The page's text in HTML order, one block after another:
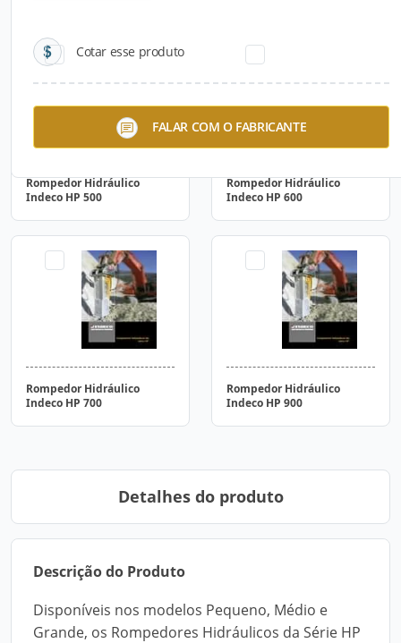
Cotar esse produto
FALAR COM O FABRICANTE
Rompedor Hidráulico
Indeco HP 500
Rompedor Hidráulico
Indeco HP 600
Rompedor Hidráulico
Indeco HP 700
Rompedor Hidráulico
Indeco HP 900
Detalhes do produto
Descrição do Produto
Disponíveis nos modelos Pequeno, Médio e
Grande, os Rompedores Hidráulicos da Série HP